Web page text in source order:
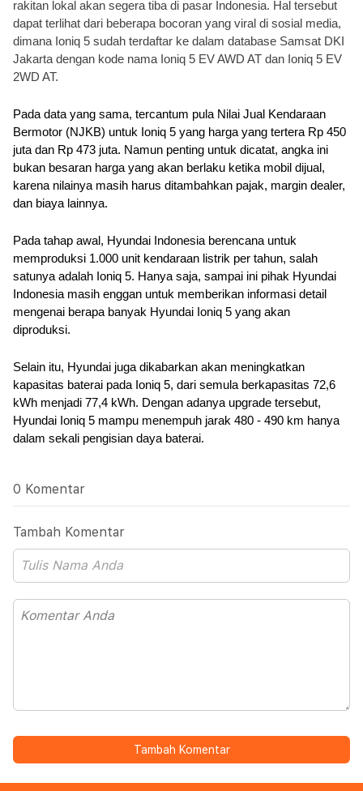
rakitan lokal akan segera tiba di pasar Indonesia. Hal tersebut
dapat terlihat dari beberapa bocoran yang viral di sosial media,
dimana Ioniq 5 sudah terdaftar ke dalam database Samsat DKI
Jakarta dengan kode nama Ioniq 5 EV AWD AT dan Ioniq 5 EV
2WD AT.
Pada data yang sama, tercantum pula Nilai Jual Kendaraan
Bermotor (NJKB) untuk Ioniq 5 yang harga yang tertera Rp 450
juta dan Rp 473 juta. Namun penting untuk dicatat, angka ini
bukan besaran harga yang akan berlaku ketika mobil dijual,
karena nilainya masih harus ditambahkan pajak, margin dealer,
dan biaya lainnya.
Pada tahap awal, Hyundai Indonesia berencana untuk
memproduksi 1.000 unit kendaraan listrik per tahun, salah
satunya adalah Ioniq 5. Hanya saja, sampai ini pihak Hyundai
Indonesia masih enggan untuk memberikan informasi detail
mengenai berapa banyak Hyundai Ioniq 5 yang akan
diproduksi.
Selain itu, Hyundai juga dikabarkan akan meningkatkan
kapasitas baterai pada Ioniq 5, dari semula berkapasitas 72,6
kWh menjadi 77,4 kWh. Dengan adanya upgrade tersebut,
Hyundai Ioniq 5 mampu menempuh jarak 480 - 490 km hanya
dalam sekali pengisian daya baterai.
0 Komentar
Tambah Komentar
Tambah Komentar